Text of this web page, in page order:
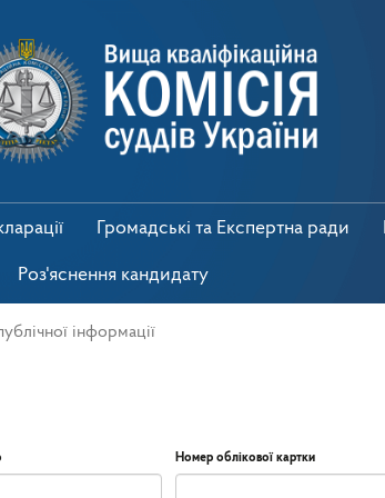
Громадські та Експертна ради
Роз'яснення кандидату
інформації
Номер облікової картки